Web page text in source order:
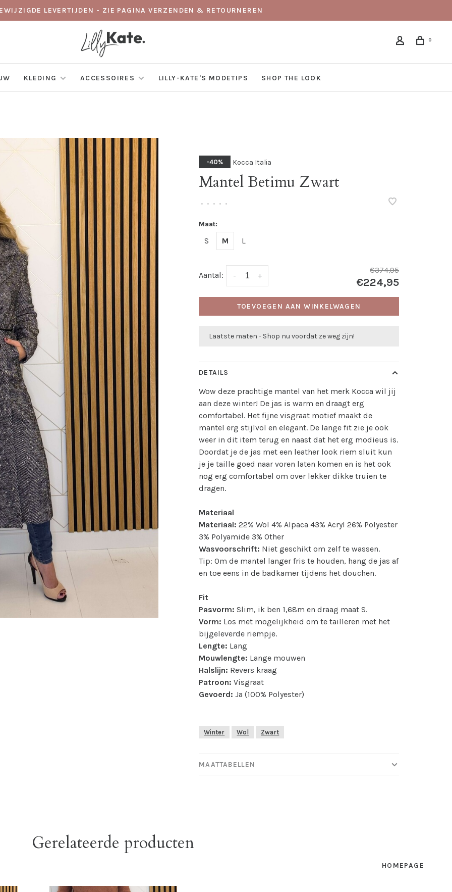
LEVERTIJDEN - ZIE PAGINA VERZENDEN & RETOURNEREN
0
KLEDING ACCESSOIRES LILLY-KATE'S MODETIPS SHOP THE LOOK
-40% Kocca Italia
Mantel Betimu Zwart
• • • • •
Maat:
S M L
Aantal: +
-
€374,95
€224,95
TOEVOEGEN AAN WINKELWAGEN
Laatste maten - Shop nu voordat ze weg zijn!
DETAILS
Wow deze prachtige mantel van het merk Kocca wil jij
aan deze winter! De jas is warm en draagt erg
comfortabel. Het fijne visgraat motief maakt de
mantel erg stijlvol en elegant. De lange fit zie je ook
weer in dit item terug en naast dat het erg modieus is.
Doordat je de jas met een leather look riem sluit kun
je je taille goed naar voren laten komen en is het ook
nog erg comfortabel om over lekker dikke truien te
dragen.
Materiaal
Materiaal: 22% Wol 4% Alpaca 43% Acryl 26% Polyester
3% Polyamide 3% Other
Wasvoorschrift: Niet geschikt om zelf te wassen.
Tip: Om de mantel langer fris te houden, hang de jas af
en toe eens in de badkamer tijdens het douchen.
Fit
Pasvorm: Slim, ik ben 1,68m en draag maat S.
Vorm: Los met mogelijkheid om te tailleren met het
bijgeleverde riempje.
Lengte: Lang
Mouwlengte: Lange mouwen
Halslijn: Revers kraag
Patroon: Visgraat
Gevoerd: Ja (100% Polyester)
Winter Wol Zwart
MAATTABELLEN
Gerelateerde producten
HOMEPAGE